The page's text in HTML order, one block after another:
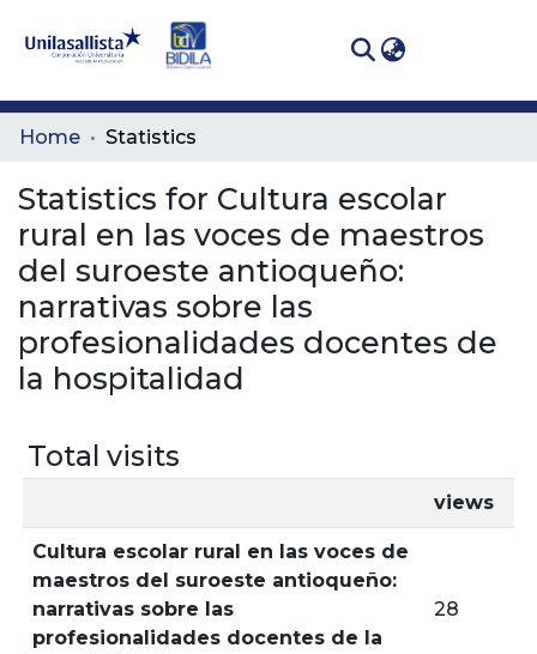
Communities
All of DSpace
Home Statistics
Statistics for Cultura escolar
rural en las voces de maestros
del suroeste antioqueño:
narrativas sobre las
profesionalidades docentes de
la hospitalidad
Total visits
views
Cultura escolar rural en las voces de
maestros del suroeste antioqueño:
narrativas sobre las
profesionalidades docentes de la
28